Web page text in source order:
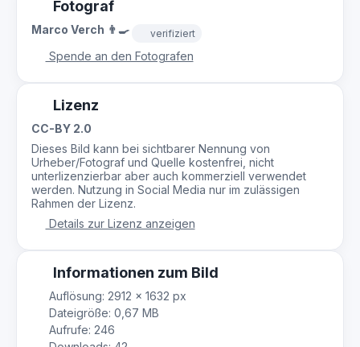
Fotograf
Marco Verch 👨‍🍳 verifiziert
Spende an den Fotografen
Lizenz
CC-BY 2.0
Dieses Bild kann bei sichtbarer Nennung von
Urheber/Fotograf und Quelle kostenfrei, nicht
unterlizenzierbar aber auch kommerziell verwendet
werden. Nutzung in Social Media nur im zulässigen
Rahmen der Lizenz.
Details zur Lizenz anzeigen
Informationen zum Bild
Auflösung: 2912 × 1632 px
Dateigröße: 0,67 MB
Aufrufe: 246